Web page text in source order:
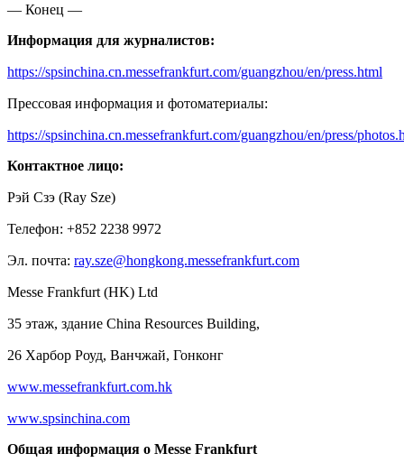
— Конец —
Информация для журналистов:
https://spsinchina.cn.messefrankfurt.com/guangzhou/en/press.html
Прессовая информация и фотоматериалы:
https://spsinchina.cn.messefrankfurt.com/guangzhou/en/press/
Контактное лицо:
Рэй Сзэ (Ray Sze)
Телефон: +852 2238 9972
Эл. почта: ray.sze@hongkong.messefrankfurt.com
Messe Frankfurt (HK) Ltd
35 этаж, здание China Resources Building,
26 Харбор Роуд, Ванчжай, Гонконг
www.messefrankfurt.com.hk
www.spsinchina.com
Общая информация о Messe Frankfurt